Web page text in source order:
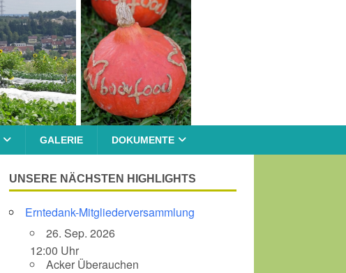
GALERIE DOKUMENTE
UNSERE NÄCHSTEN HIGHLIGHTS
Erntedank-Mitgliederversammlung
26. Sep. 2026
12:00 Uhr
Acker Überauchen